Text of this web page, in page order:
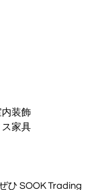
装飾
家具
ひ SOOK Trading